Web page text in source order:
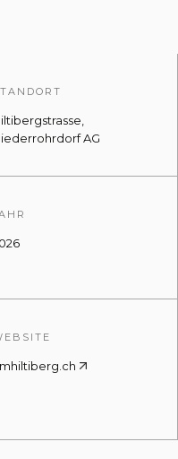
AG